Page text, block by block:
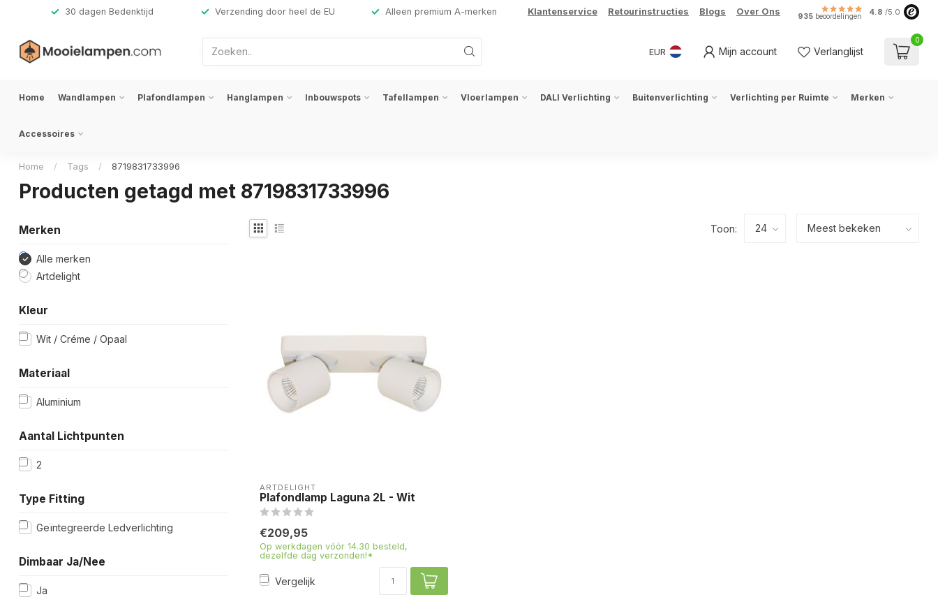
30 dagen Bedenktijd Verzending door heel de EU Alleen premium A-merken Klantenservice Retourinstructies Blogs Over Ons 935 beoordelingen 4.8 /5.0
EUR Mijn account Verlanglijst
0
Home Wandlampen Plafondlampen Hanglampen Inbouwspots Tafellampen Vloerlampen DALI Verlichting Buitenverlichting Verlichting per Ruimte Merken
Accessoires
Home / Tags / 8719831733996
Producten getagd met 8719831733996
Merken
Alle merken
Artdelight
Kleur
Wit / Créme / Opaal
Materiaal
Aluminium
Aantal Lichtpunten
2
Type Fitting
Geïntegreerde Ledverlichting
Dimbaar Ja/Nee
Ja
Toon:
ARTDELIGHT
Plafondlamp Laguna 2L - Wit
€209,95
Op werkdagen vóór 14.30 besteld,
dezelfde dag verzonden!*
Vergelijk